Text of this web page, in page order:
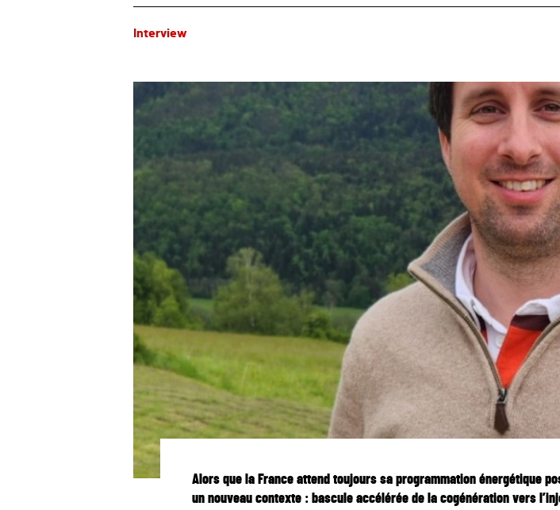
Interview
Alors que la France attend toujours sa programmation énergétique
un nouveau contexte : bascule accélérée de la cogénération vers